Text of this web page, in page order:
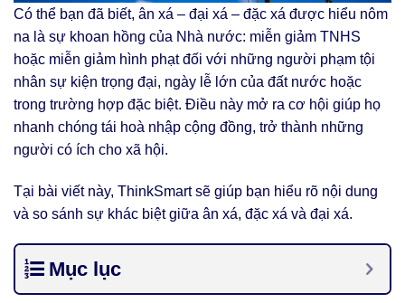
Có thể bạn đã biết, ân xá – đại xá – đặc xá được hiểu nôm
na là sự khoan hồng của Nhà nước: miễn giảm TNHS
hoặc miễn giảm hình phạt đối với những người phạm tội
nhân sự kiện trọng đại, ngày lễ lớn của đất nước hoặc
trong trường hợp đặc biệt. Điều này mở ra cơ hội giúp họ
nhanh chóng tái hoà nhập cộng đồng, trở thành những
người có ích cho xã hội.
Tại bài viết này, ThinkSmart sẽ giúp bạn hiểu rõ nội dung
và so sánh sự khác biệt giữa ân xá, đặc xá và đại xá.
Mục lục